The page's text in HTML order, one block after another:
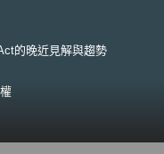
而此舉也可能僅止為預防手
的晚近見解與趨勢